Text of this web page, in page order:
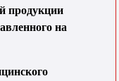
продукции
на